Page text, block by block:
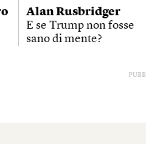
Alan Rusbridger
E se Trump non fosse
sano di mente?